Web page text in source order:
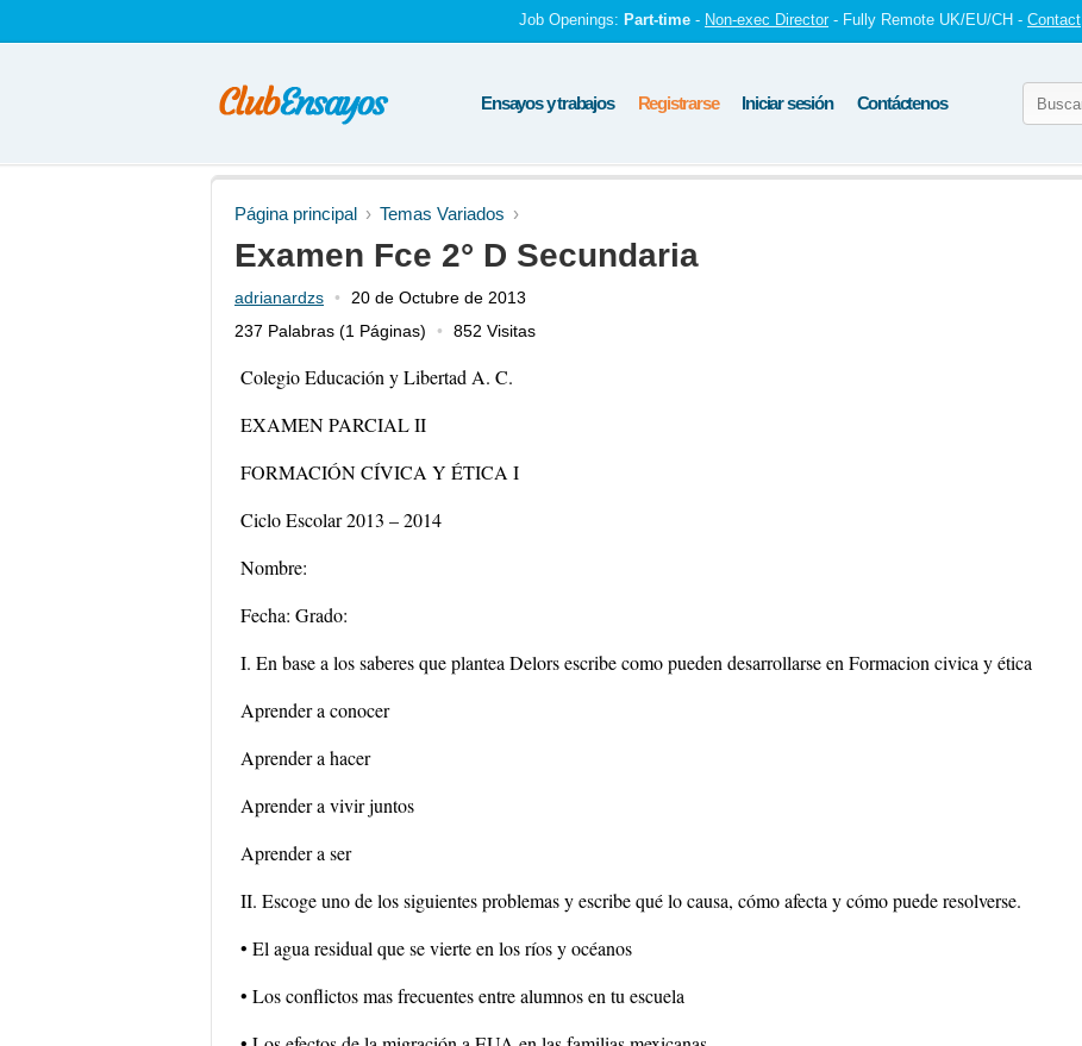
Job Openings: Part-time - Non-exec Director - Fully Remote UK/EU/CH - Contact
Ensayos y trabajos Registrarse Iniciar sesión Contáctenos
Página principal Temas Variados
Examen Fce 2° D Secundaria
adrianardzs
20 de Octubre de 2013
237 Palabras (1 Páginas) 852 Visitas
Colegio Educación y Libertad A. C.
EXAMEN PARCIAL II
FORMACIÓN CÍVICA Y ÉTICA I
Ciclo Escolar 2013 – 2014
Nombre:
Fecha: Grado:
I. En base a los saberes que plantea Delors escribe como pueden desarrollarse en Formacion civica y ética
Aprender a conocer
Aprender a hacer
Aprender a vivir juntos
Aprender a ser
II. Escoge uno de los siguientes problemas y escribe qué lo causa, cómo afecta y cómo puede resolverse.
• El agua residual que se vierte en los ríos y océanos
• Los conflictos mas frecuentes entre alumnos en tu escuela